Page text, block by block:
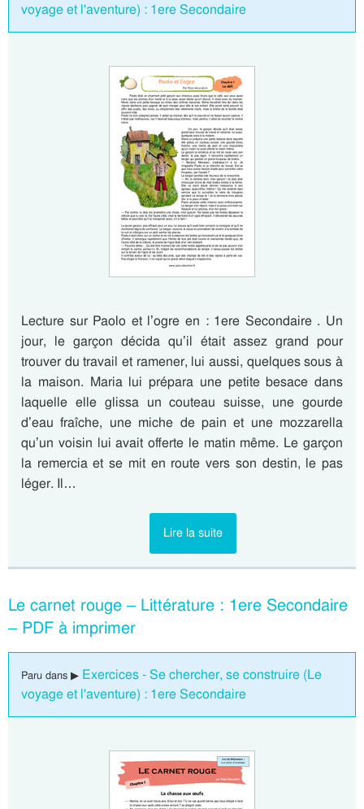
voyage et l'aventure) : 1ere Secondaire
Lecture sur Paolo et l’ogre en : 1ere Secondaire . Un
jour, le garçon décida qu’il était assez grand pour
trouver du travail et ramener, lui aussi, quelques sous à
la maison. Maria lui prépara une petite besace dans
laquelle elle glissa un couteau suisse, une gourde
d’eau fraîche, une miche de pain et une mozzarella
qu’un voisin lui avait offerte le matin même. Le garçon
la remercia et se mit en route vers son destin, le pas
léger. Il…
Lire la suite
Le carnet rouge – Littérature : 1ere Secondaire
– PDF à imprimer
Paru dans ▶ Exercices - Se chercher, se construire (Le
voyage et l'aventure) : 1ere Secondaire